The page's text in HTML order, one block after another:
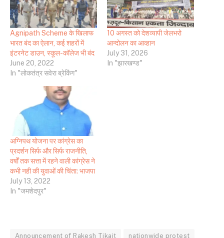
Agnipath Scheme के खिलाफ
भारत बंद का ऐलान, कई शहरों में
इंटरनेट डाउन, स्कूल-कॉलेज भी बंद
June 20, 2022
In "लोकतंत्र सवेरा ब्रेकिंग"
10 अगस्त को देशव्यापी जेलभरो
आन्दोलन का आव्हान
July 31, 2026
In "झारखण्ड"
अग्निपथ योजना पर कांग्रेस का
प्रदर्शन सिर्फ और सिर्फ राजनीति,
वर्षों तक सत्ता में रहने वाली कांग्रेस ने
कभी नही की युवाओं की चिंता: भाजपा
July 13, 2022
In "जमशेदपुर"
Announcement of Rakesh Tikait nationwide protest